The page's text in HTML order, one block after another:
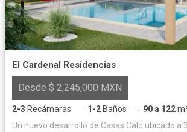
El Cardenal Residencias
Desde $ 2,245,000 MXN
2-3 Recámaras · 1-2 Baños · 90 a 122
Un nuevo desarrollo de Casas Calo ubicado a